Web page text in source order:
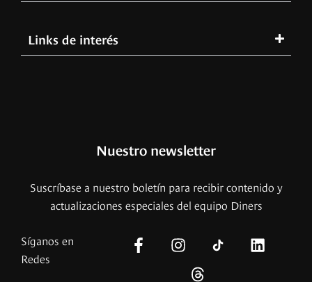
Links de interés
Nuestro newsletter
Suscríbase a nuestro boletín para recibir contenido y
actualizaciones especiales del equipo Diners
Síganos en
Redes